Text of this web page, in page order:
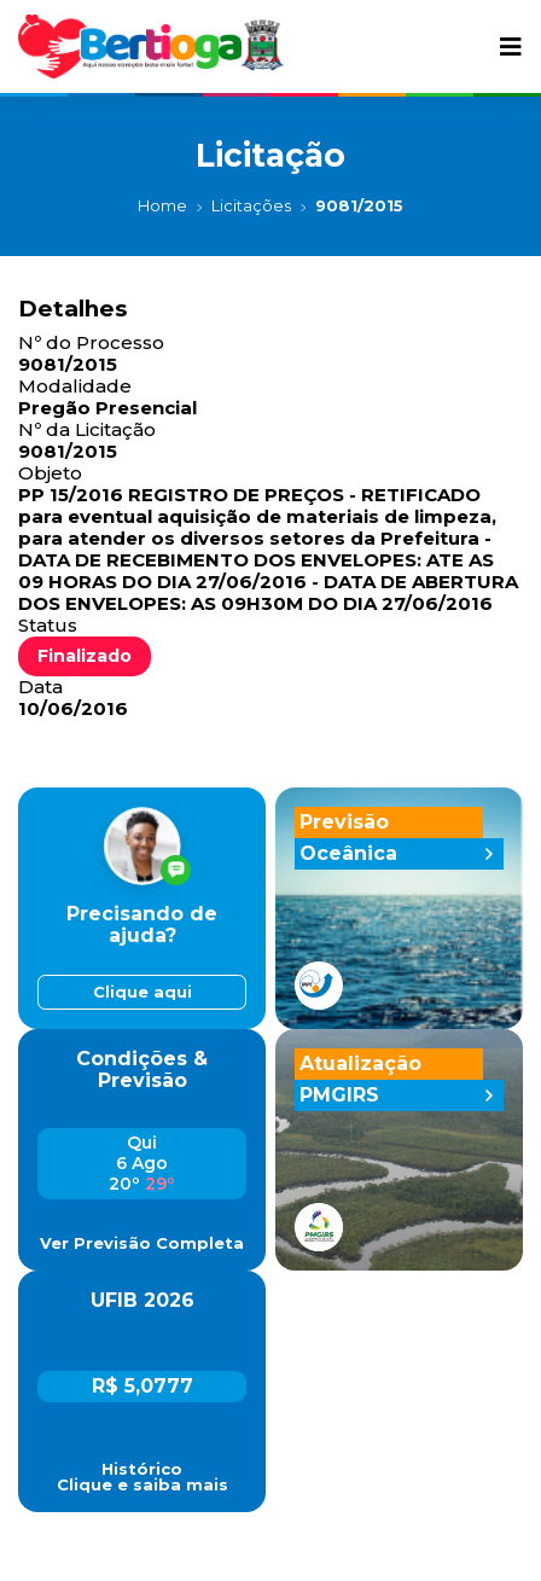
Licitação
Home Licitações 9081/2015
Detalhes
Nº do Processo
9081/2015
Modalidade
Pregão Presencial
Nº da Licitação
9081/2015
Objeto
PP 15/2016 REGISTRO DE PREÇOS - RETIFICADO
para eventual aquisição de materiais de limpeza,
para atender os diversos setores da Prefeitura -
DATA DE RECEBIMENTO DOS ENVELOPES: ATE AS
09 HORAS DO DIA 27/06/2016 - DATA DE ABERTURA
DOS ENVELOPES: AS 09H30M DO DIA 27/06/2016
Status
Finalizado
Data
10/06/2016
Previsão
Oceânica
Precisando de
ajuda?
Clique aqui
Condições &
Previsão
Qui
6 Ago
20º 29º
Ver Previsão Completa
UFIB 2026
R$ 5,0777
Histórico
Clique e saiba mais
Atualização
PMGIRS